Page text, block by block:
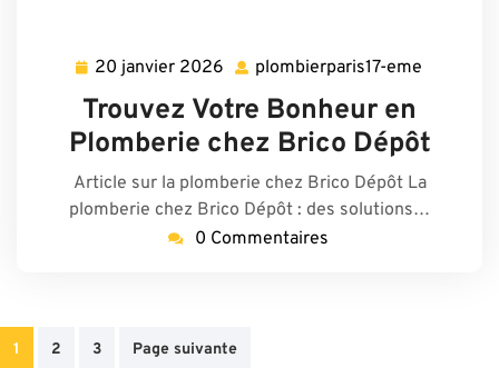
20 janvier 2026 20
janvier
2026
plombierparis17-eme
Trouvez Votre Bonheur en
Plomberie chez Brico Dépôt
Article sur la plomberie chez Brico Dépôt La
plomberie chez Brico Dépôt : des solutions…
0 Commentaires
Pagination
1 2 3 Page suivante